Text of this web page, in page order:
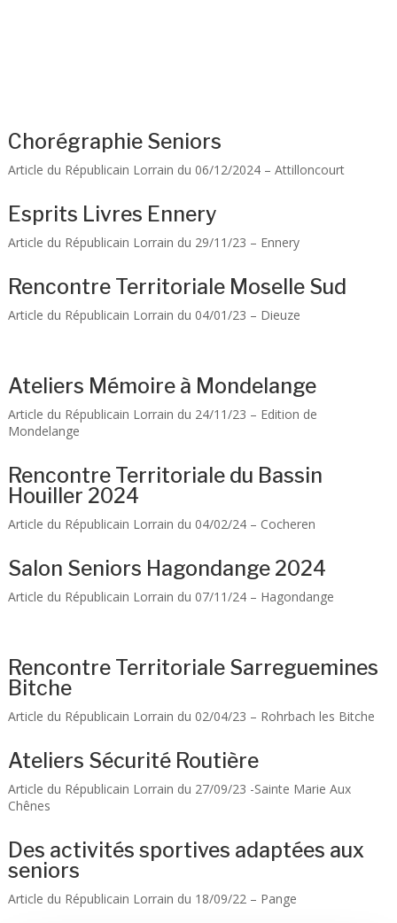
Chorégraphie Seniors
Article du Républicain Lorrain du 06/12/2024 – Attilloncourt
Esprits Livres Ennery
Article du Républicain Lorrain du 29/11/23 – Ennery
Rencontre Territoriale Moselle Sud
Article du Républicain Lorrain du 04/01/23 – Dieuze
Ateliers Mémoire à Mondelange
Article du Républicain Lorrain du 24/11/23 – Edition de
Mondelange
Rencontre Territoriale du Bassin
Houiller 2024
Article du Républicain Lorrain du 04/02/24 – Cocheren
Salon Seniors Hagondange 2024
Article du Républicain Lorrain du 07/11/24 – Hagondange
Rencontre Territoriale Sarreguemines
Bitche
Article du Républicain Lorrain du 02/04/23 – Rohrbach les Bitche
Ateliers Sécurité Routière
Article du Républicain Lorrain du 27/09/23 -Sainte Marie Aux
Chênes
Des activités sportives adaptées aux
seniors
Article du Républicain Lorrain du 18/09/22 – Pange